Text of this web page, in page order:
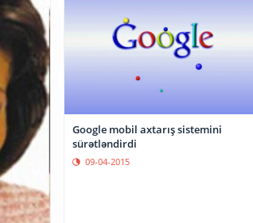
Google mobil axtarış sistemini
sürətləndirdi
09-04-2015